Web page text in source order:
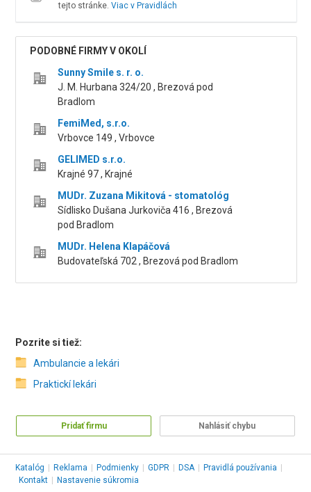
tejto stránke. Viac v Pravidlách
PODOBNÉ FIRMY V OKOLÍ
Sunny Smile s. r. o.
J. M. Hurbana 324/20 , Brezová pod
Bradlom
FemiMed, s.r.o.
Vrbovce 149 , Vrbovce
GELIMED s.r.o.
Krajné 97 , Krajné
MUDr. Zuzana Mikitová - stomatológ
Sídlisko Dušana Jurkoviča 416 , Brezová
pod Bradlom
MUDr. Helena Klapáčová
Budovateľská 702 , Brezová pod Bradlom
Pozrite si tiež:
Ambulancie a lekári
Praktickí lekári
Pridať firmu Nahlásiť chybu
Katalóg Reklama Podmienky GDPR DSA Pravidlá používania
Kontakt
Nastavenie súkromia